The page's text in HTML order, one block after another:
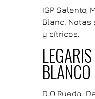
IGP Salento,
Blanc.
y cítricos.
BLANCO
D.O Rueda.